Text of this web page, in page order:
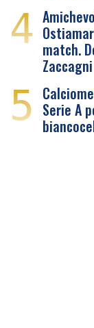
4 match.
Zaccagni
5 Serie A